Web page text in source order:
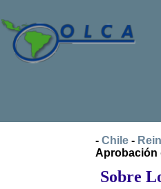
- Chile -
Aprobación
Sobre